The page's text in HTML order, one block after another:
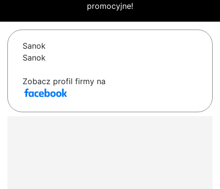
promocyjne!
Sanok
Sanok
Zobacz profil firmy na